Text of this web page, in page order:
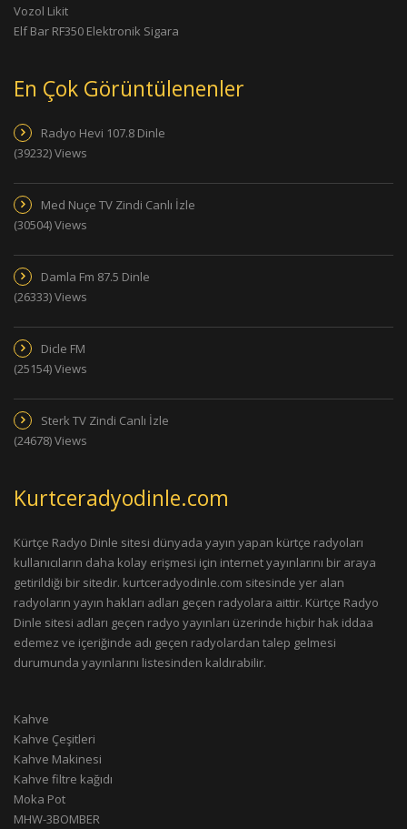
Vozol Likit
Elf Bar RF350 Elektronik Sigara
En Çok Görüntülenenler
Radyo Hevi 107.8 Dinle
(39232) Views
Med Nuçe TV Zindi Canlı İzle
(30504) Views
Damla Fm 87.5 Dinle
(26333) Views
Dicle FM
(25154) Views
Sterk TV Zindi Canlı İzle
(24678) Views
Kurtceradyodinle.com
Kürtçe Radyo Dinle sitesi dünyada yayın yapan kürtçe radyoları
kullanıcıların daha kolay erişmesi için internet yayınlarını bir araya
getirildiği bir sitedir. kurtceradyodinle.com sitesinde yer alan
radyoların yayın hakları adları geçen radyolara aittir. Kürtçe Radyo
Dinle sitesi adları geçen radyo yayınları üzerinde hiçbir hak iddaa
edemez ve içeriğinde adı geçen radyolardan talep gelmesi
durumunda yayınlarını listesinden kaldırabilir.
Kahve
Kahve Çeşitleri
Kahve Makinesi
Kahve filtre kağıdı
Moka Pot
MHW-3BOMBER